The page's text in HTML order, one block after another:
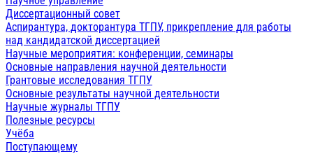
Диссертационный совет
Аспирантура, докторантура ТГПУ, прикрепление для работы
над кандидатской диссертацией
Научные мероприятия: конференции, семинары
Основные направления научной деятельности
Грантовые исследования ТГПУ
Основные результаты научной деятельности
Научные журналы ТГПУ
Полезные ресурсы
Учёба
Поступающему